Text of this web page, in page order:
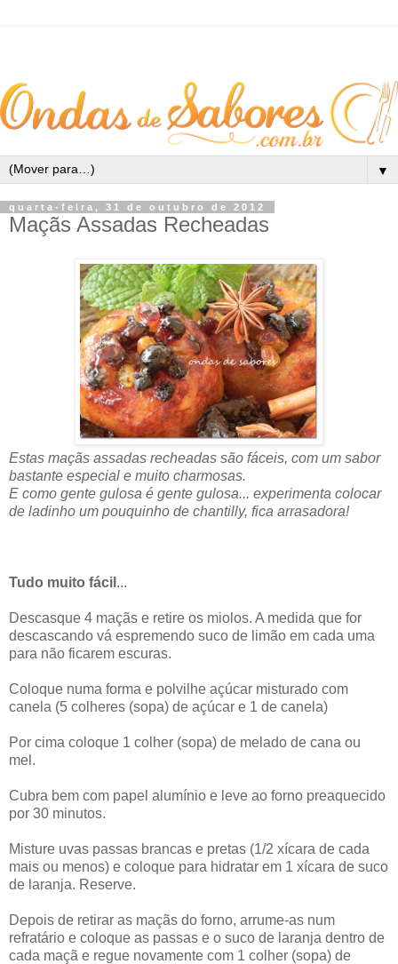
▼
quarta-feira, 31 de outubro de 2012
Maçãs Assadas Recheadas
Estas maçãs assadas recheadas são fáceis, com um sabor
bastante especial e muito charmosas.
E como gente gulosa é gente gulosa... experimenta colocar
de ladinho um pouquinho de chantilly, fica arrasadora!
Tudo muito fácil ...
Descasque 4 maçãs e retire os miolos. A medida que for
descascando vá espremendo suco de limão em cada uma
para não ficarem escuras.
Coloque numa forma e polvilhe açúcar misturado com
canela (5 colheres (sopa) de açúcar e 1 de canela)
Por cima coloque 1 colher (sopa) de melado de cana ou
mel.
Cubra bem com papel alumínio e leve ao forno preaquecido
por 30 minutos.
Misture uvas passas brancas e pretas (1/2 xícara de cada
mais ou menos) e coloque para hidratar em 1 xícara de suco
de laranja. Reserve.
Depois de retirar as maçãs do forno, arrume-as num
refratário e coloque as passas e o suco de laranja dentro de
cada maçã e regue novamente com 1 colher (sopa) de